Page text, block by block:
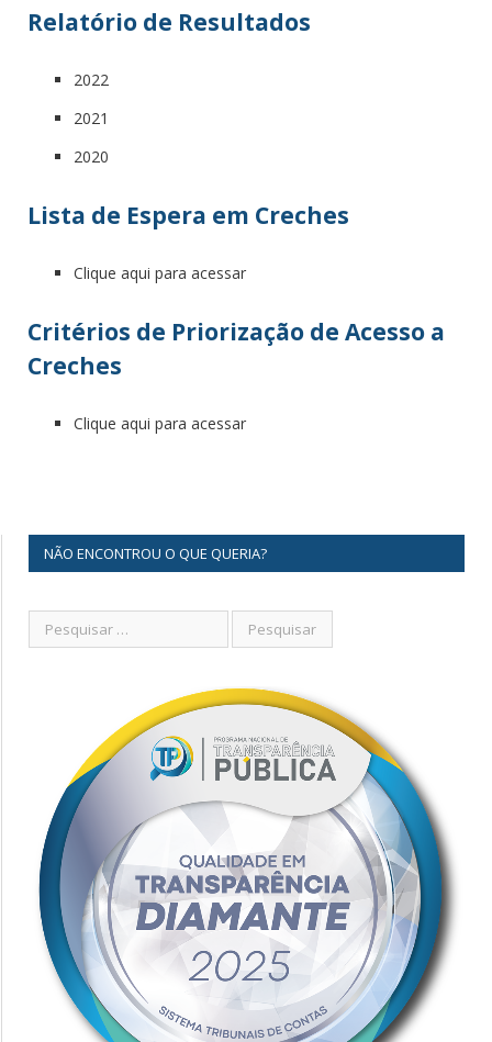
Relatório de Resultados
2022
2021
2020
Lista de Espera em Creches
Clique aqui para acessar
Critérios de Priorização de Acesso a
Creches
Clique aqui para acessar
NÃO ENCONTROU O QUE QUERIA?